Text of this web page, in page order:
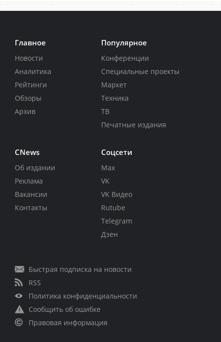
Главное
Новости
Аналитика
Рейтинги
Обзоры
Архив
Популярное
Конференции
Специальные проекты
Маркет
Техника
ТВ
Печатные издания
CNews
Об издании
Реклама
Вакансии
Контакты
Соцсети
Max
VK
VK Видео
Rutube
Telegram
Дзен
Быстрая подписка на новости
RSS
Политика конфиденциальности
Сообщить об ошибке
Правовая информация